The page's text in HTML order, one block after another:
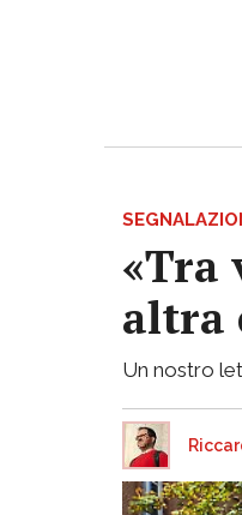
«Tra
altra
Un nostro